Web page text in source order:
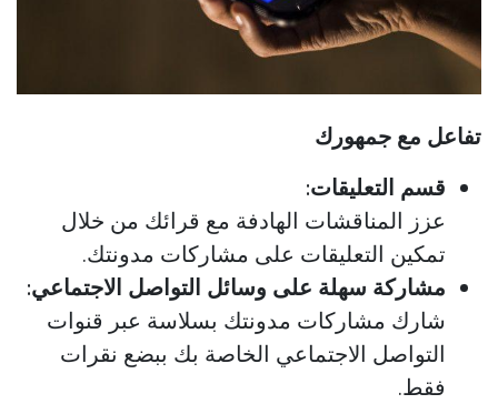
تفاعل مع جمهورك
قسم التعليقات:
عزز المناقشات الهادفة مع قرائك من خلال
تمكين التعليقات على مشاركات مدونتك.​​
مشاركة سهلة على وسائل التواصل الاجتماعي:
شارك مشاركات مدونتك بسلاسة عبر قنوات
التواصل الاجتماعي الخاصة بك ببضع نقرات
فقط.